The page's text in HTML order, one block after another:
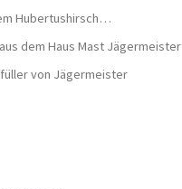
Hubertushirsch…
dem Haus Mast Jägermeister
von Jägermeister